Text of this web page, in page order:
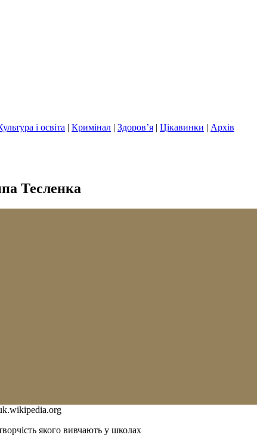
і освіта | Кримінал | Здоров’я | Цікавинки | Архів
Тесленка
якого вивчають у школах